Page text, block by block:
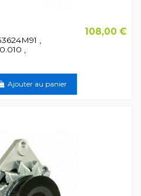
,
,
108,00 €
Ajouter au panier